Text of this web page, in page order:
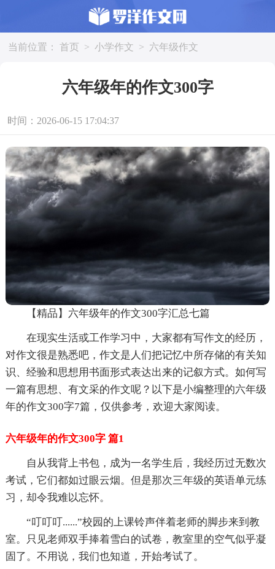
当前位置： 首页 > 小学作文 > 六年级作文
六年级年的作文300字
时间：2026-06-15 17:04:37
【精品】六年级年的作文300字汇总七篇
在现实生活或工作学习中，大家都有写作文的经历，
对作文很是熟悉吧，作文是人们把记忆中所存储的有关知
识、经验和思想用书面形式表达出来的记叙方式。如何写
一篇有思想、有文采的作文呢？以下是小编整理的六年级
年的作文300字7篇，仅供参考，欢迎大家阅读。
六年级年的作文300字 篇1
自从我背上书包，成为一名学生后，我经历过无数次
考试，它们都如过眼云烟。但是那次三年级的英语单元练
习，却令我难以忘怀。
“叮叮叮......”校园的上课铃声伴着老师的脚步来到教
室。只见老师双手捧着雪白的试卷，教室里的空气似乎凝
固了。不用说，我们也知道，开始考试了。